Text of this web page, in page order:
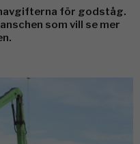
för godståg.
som vill se mer